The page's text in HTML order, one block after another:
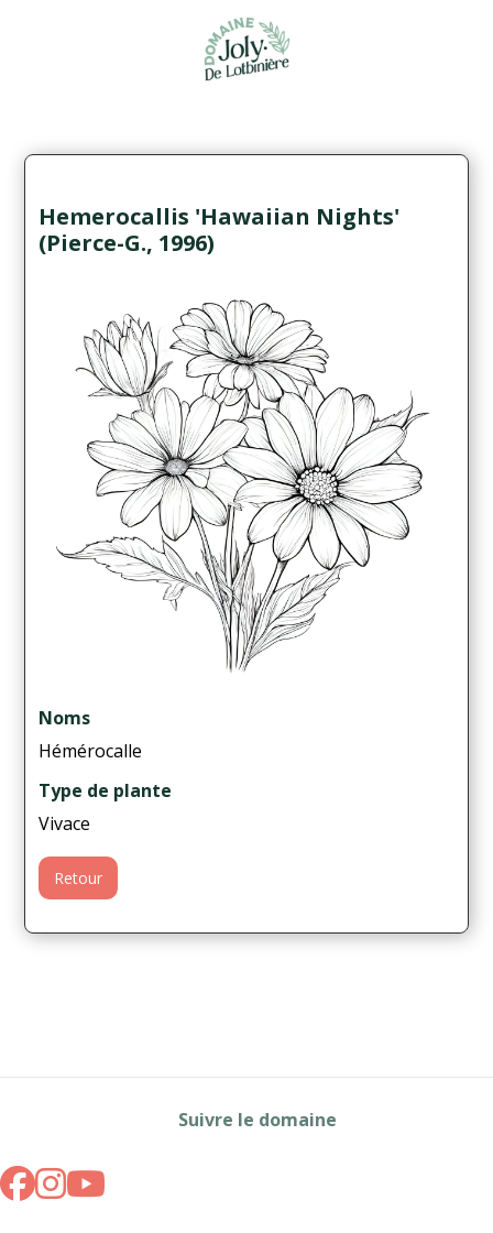
Hemerocallis 'Hawaiian Nights'
(Pierce-G., 1996)
Noms
Hémérocalle
Type de plante
Vivace
Retour
Suivre le domaine